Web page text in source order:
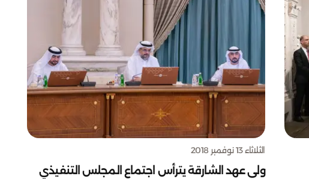
الثلاثاء 13 نوفمبر 2018
ولي عهد الشارقة يترأس اجتماع المجلس التنفيذي